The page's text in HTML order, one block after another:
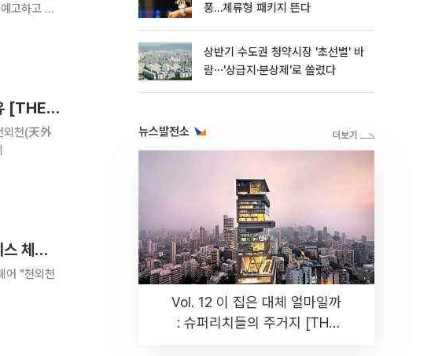
Vol. 5 얼티밋 오디오: 슈퍼리치가 스피커에 아파트 값을 쓰는 이유 [THE RARE]
Vol. 4 앉아 있는 시간의 가치: 상위 0.0001% 슈퍼리치들의 오피스 체어 [THE RARE]
풍…체류형 패키지 뜬다
상반기 수도권 청약시장 '초선별' 바
람⋯'상급지·분상제'로 쏠렸다
뉴스발전소
Vol. 12 이 집은 대체 얼마일까
: 슈퍼리치들의 주거지 [THE